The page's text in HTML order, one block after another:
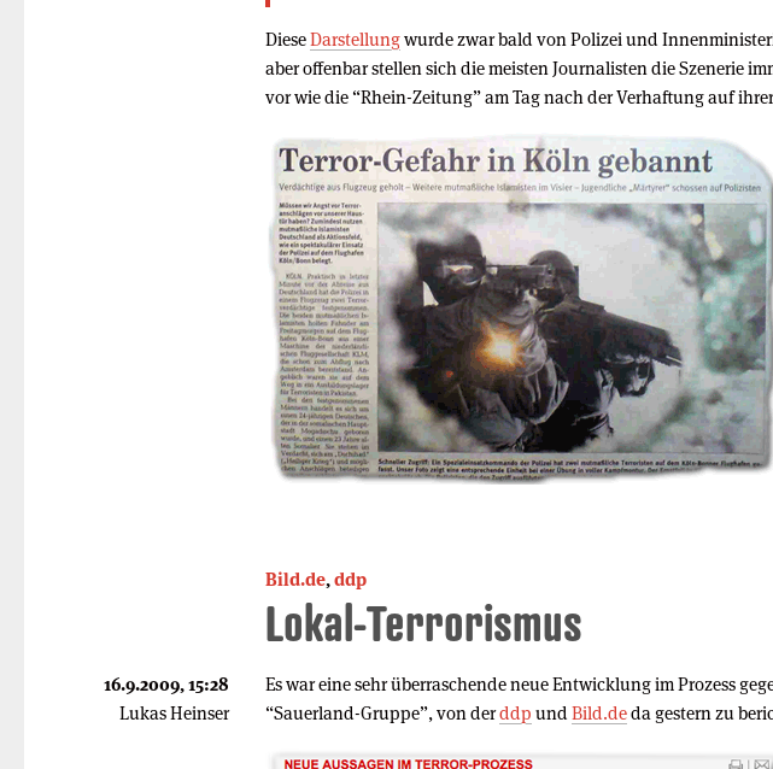
DieseDarstellungwurde zwar bald von Polizei und
aber offenbar stellen sich die meisten Journalisten die Szenerie
vor wie die “Rhein-Zeitung” am Tag nach der Verhaftung auf
Bild.de,ddp
Lokal-Terrorismus
Es war eine sehr überraschende neue Entwicklung im Prozess
“Sauerland-Gruppe”, von derddp und Bild.deda gestern zu
16.9.2009, 15:28
Lukas Heinser